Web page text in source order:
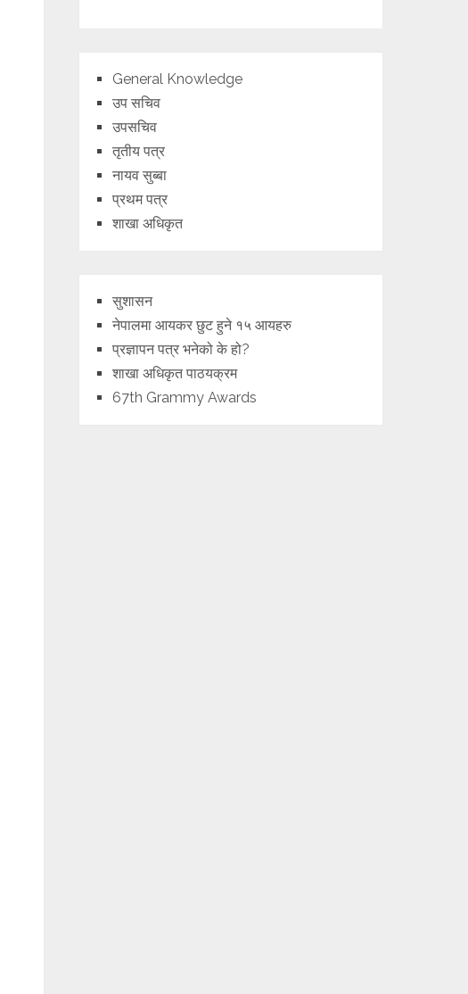
General Knowledge
उप सचिव
उपसचिव
तृतीय पत्र
नायव सुब्बा
प्रथम पत्र
शाखा अधिकृत
सुशासन
नेपालमा आयकर छुट हुने १५ आयहरु
प्रज्ञापन पत्र भनेको के हो?
शाखा अधिकृत पाठयक्रम
67th Grammy Awards